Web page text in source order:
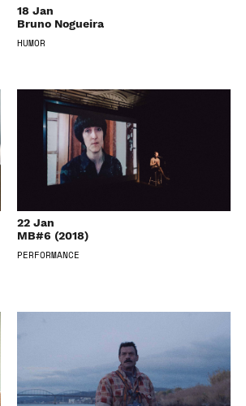
18 Jan
Bruno Nogueira
HUMOR
22 Jan
MB#6 (2018)
PERFORMANCE